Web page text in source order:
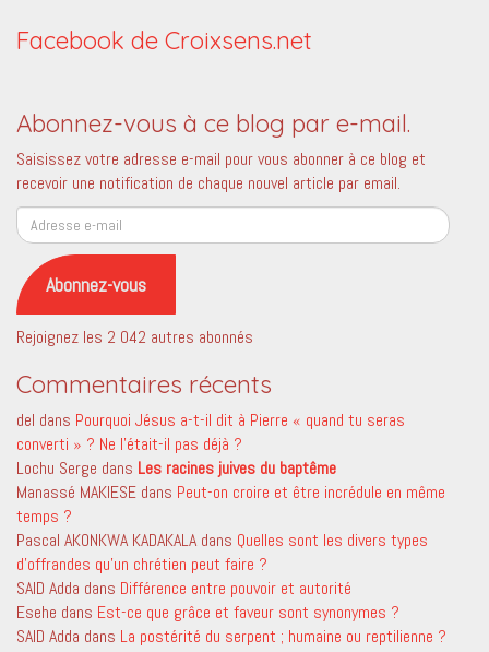
Facebook de Croixsens.net
Abonnez-vous à ce blog par e-mail.
Saisissez votre adresse e-mail pour vous abonner à ce blog et
recevoir une notification de chaque nouvel article par email.
Adresse
e-
mail
Abonnez-vous
Rejoignez les 2 042 autres abonnés
Commentaires récents
del dans Pourquoi Jésus a-t-il dit à Pierre « quand tu seras
converti » ? Ne l’était-il pas déjà ?
Lochu Serge dans Les racines juives du baptême
Manassé MAKIESE dans Peut-on croire et être incrédule en même
temps ?
Pascal AKONKWA KADAKALA dans Quelles sont les divers types
d’offrandes qu’un chrétien peut faire ?
SAID Adda dans Différence entre pouvoir et autorité
Esehe dans Est-ce que grâce et faveur sont synonymes ?
SAID Adda dans La postérité du serpent ; humaine ou reptilienne ?